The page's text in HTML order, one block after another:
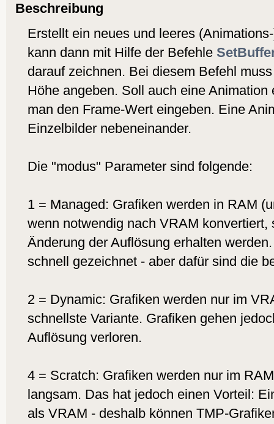
Beschreibung
Erstellt ein neues und leeres
kann dann mit Hilfe der Befehle
darauf zeichnen. Bei diesem Befehl
Höhe angeben. Soll auch eine
man den Frame-Wert eingeben. Eine
Einzelbilder nebeneinander.
Die "modus" Parameter sind folgende:
1 = Managed: Grafiken werden in RAM
wenn notwendig nach VRAM konvertiert,
Änderung der Auflösung erhalten
schnell gezeichnet - aber dafür sind die
2 = Dynamic: Grafiken werden nur im
schnellste Variante. Grafiken gehen
Auflösung verloren.
4 = Scratch: Grafiken werden nur im
langsam. Das hat jedoch einen Vorteil:
als VRAM - deshalb können TMP-